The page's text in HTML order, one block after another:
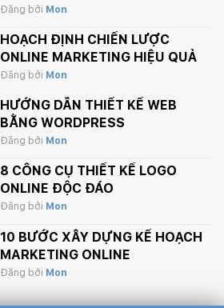
SẬP BỞI APPLE.
Đăng bởi Mon
HOẠCH ĐỊNH CHIẾN LƯỢC
ONLINE MARKETING HIỆU QUẢ
Đăng bởi Mon
HƯỚNG DẪN THIẾT KẾ WEB
BẰNG WORDPRESS
Đăng bởi Mon
8 CÔNG CỤ THIẾT KẾ LOGO
ONLINE ĐỘC ĐÁO
Đăng bởi Mon
10 BƯỚC XÂY DỰNG KẾ HOẠCH
MARKETING ONLINE
Đăng bởi Mon